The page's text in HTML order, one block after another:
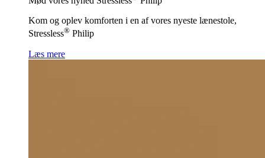
Kom og oplev komforten i en af vores nyeste lænestole,
Stressless® Philip
Læs mere